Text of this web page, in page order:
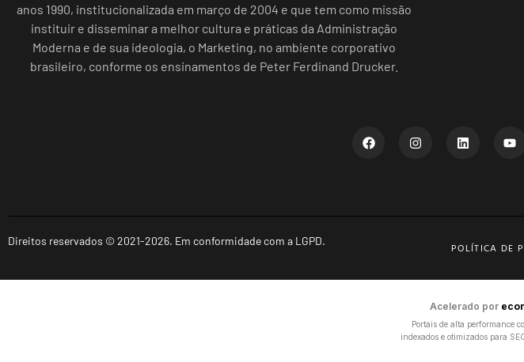
anos 1990, institucionalizada em março de 2004 e que tem como missão
instituir e disseminar a melhor cultura e práticas da Administração
Moderna e de sua ideologia, o Marketing, no ambiente corporativo
brasileiro, conforme os ensinamentos de Peter Ferdinand Drucker.
Direitos reservados © 2021-2026. Em conformidade com a LGPD. POLÍTICA DE
Acelerado por
Portais de alta performance
indexados e otimizados para